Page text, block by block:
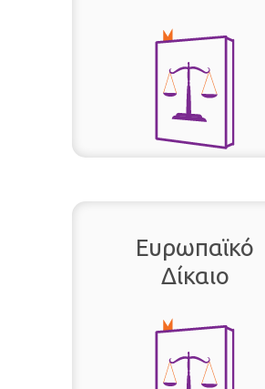
Ευρωπαϊκό
Δίκαιο